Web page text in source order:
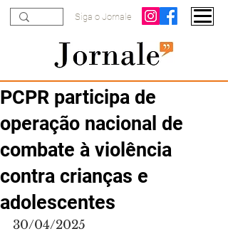
Siga o Jornale
PCPR participa de
operação nacional de
combate à violência
contra crianças e
adolescentes
30/04/2025